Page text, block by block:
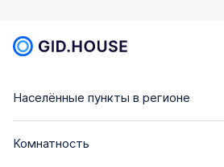
Населённые пункты в регионе
Комнатность